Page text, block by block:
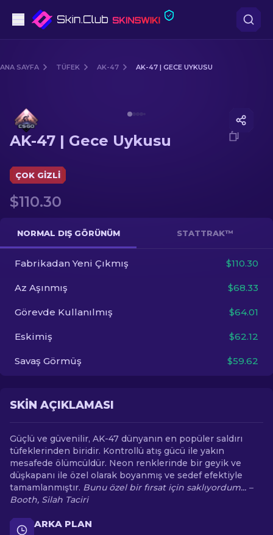
Dürbünlü Tüfek
Bıçaklar
Eldiven
Kasalar
Diğer
ANA SAYFA TÜFEK AK-47 AK-47 | GECE UYKUSU
AK-47 | Gece Uykusu
ÇOK GIZLI
$110.30
NORMAL DIŞ GÖRÜNÜM STATTRAK™
Fabrikadan Yeni Çıkmış $110.30
Az Aşınmış $68.33
Görevde Kullanılmış $64.01
Eskimiş $62.12
Savaş Görmüş $59.62
SKIN AÇIKLAMASI
Güçlü ve güvenilir, AK-47 dünyanın en popüler saldırı
tüfeklerinden biridir. Kontrollü atış gücü ile yakın
mesafede ölümcüldür. Neon renklerinde bir geyik ve
düşkapanı ile özel olarak boyanmış ve sedef efektiyle
tamamlanmıştır. Bunu özel bir fırsat için saklıyordum... –
Booth, Silah Taciri
ARKA PLAN